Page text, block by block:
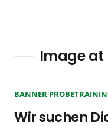
Image
BANNER
Wir suchen